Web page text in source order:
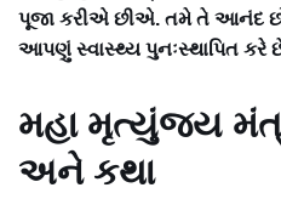
પૂજા કરીએ છીએ. તમે તે આનંદ
આપણું સ્વાસ્થ્ય પુનઃસ્થાપિત
મહા મૃત્યુંજય
અને કથા